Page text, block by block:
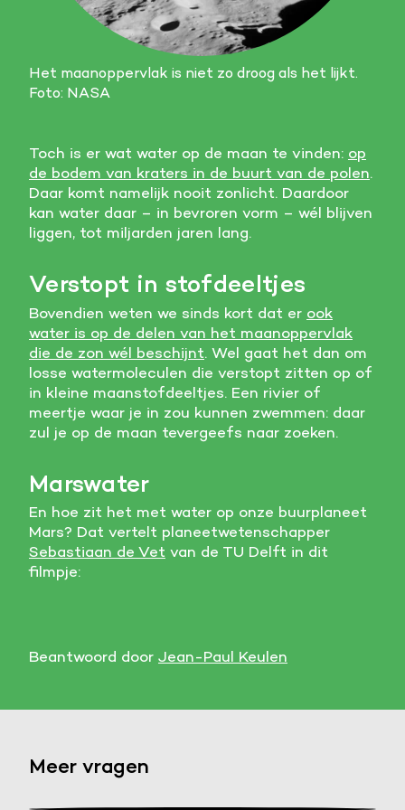
Het maanoppervlak is niet zo droog als het lijkt.
Foto: NASA
Toch is er wat water op de maan te vinden: op
de bodem van kraters in de buurt van de polen.
Daar komt namelijk nooit zonlicht. Daardoor
kan water daar – in bevroren vorm – wél blijven
liggen, tot miljarden jaren lang.
Verstopt in stofdeeltjes
Bovendien weten we sinds kort dat er ook
water is op de delen van het maanoppervlak
die de zon wél beschijnt. Wel gaat het dan om
losse watermoleculen die verstopt zitten op of
in kleine maanstofdeeltjes. Een rivier of
meertje waar je in zou kunnen zwemmen: daar
zul je op de maan tevergeefs naar zoeken.
Marswater
En hoe zit het met water op onze buurplaneet
Mars? Dat vertelt planeetwetenschapper
Sebastiaan de Vet van de TU Delft in dit
filmpje:
Beantwoord door Jean-Paul Keulen
Meer vragen